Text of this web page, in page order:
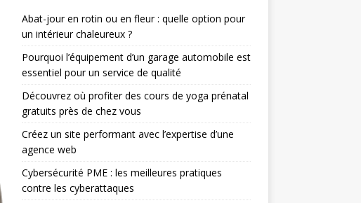
Abat-jour en rotin ou en fleur : quelle option pour
un intérieur chaleureux ?
Pourquoi l’équipement d’un garage automobile est
essentiel pour un service de qualité
Découvrez où profiter des cours de yoga prénatal
gratuits près de chez vous
Créez un site performant avec l’expertise d’une
agence web
Cybersécurité PME : les meilleures pratiques
contre les cyberattaques